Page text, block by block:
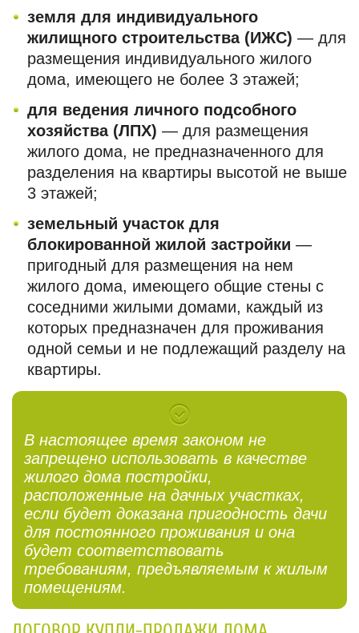
земля для индивидуального
жилищного строительства (ИЖС) — для
размещения индивидуального жилого
дома, имеющего не более 3 этажей;
для ведения личного подсобного
хозяйства (ЛПХ) — для размещения
жилого дома, не предназначенного для
разделения на квартиры высотой не выше
3 этажей;
земельный участок для
блокированной жилой застройки —
пригодный для размещения на нем
жилого дома, имеющего общие стены с
соседними жилыми домами, каждый из
которых предназначен для проживания
одной семьи и не подлежащий разделу на
квартиры.
В настоящее время законом не
запрещено использовать в качестве
жилого дома постройки,
расположенные на дачных участках,
если будет доказана пригодность дачи
для постоянного проживания и она
будет соответствовать
требованиям, предъявляемым к жилым
помещениям.